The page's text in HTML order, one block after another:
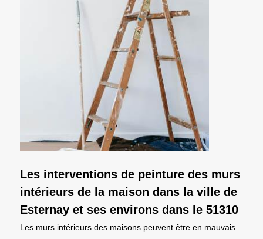
Les interventions de peinture des murs
intérieurs de la maison dans la ville de
Esternay et ses environs dans le 51310
Les murs intérieurs des maisons peuvent être en mauvais